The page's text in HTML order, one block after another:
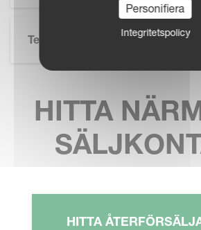
Teknisk Specifikation
HITTA
HITTA
Personifiera
Integritetspolicy